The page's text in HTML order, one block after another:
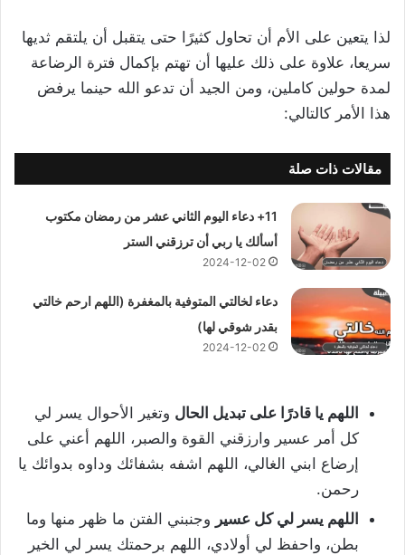
لذا يتعين على الأم أن تحاول كثيرًا حتى يتقبل أن يلتقم ثديها
سريعا، علاوة على ذلك عليها أن تهتم بإكمال فترة الرضاعة
لمدة حولين كاملين، ومن الجيد أن تدعو الله حينما يرفض
هذا الأمر كالتالي:
مقالات ذات صلة
11+ دعاء اليوم الثاني عشر من رمضان مكتوب
أسألك يا ربي أن ترزقني الستر
2024-12-02
دعاء لخالتي المتوفية بالمغفرة (اللهم ارحم خالتي
بقدر شوقي لها)
2024-12-02
اللهم يا قادرًا على تبديل الحال وتغير الأحوال يسر لي
كل أمر عسير وارزقني القوة والصبر، اللهم أعني على
إرضاع ابني الغالي، اللهم اشفه بشفائك وداوه بدوائك يا
رحمن.
اللهم يسر لي كل عسير وجنبني الفتن ما ظهر منها وما
بطن، واحفظ لي أولادي، اللهم برحمتك يسر لي الخير